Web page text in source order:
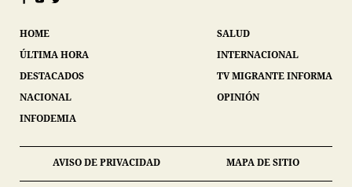
HOME
ÚLTIMA HORA
DESTACADOS
NACIONAL
INFODEMIA
SALUD
INTERNACIONAL
TV MIGRANTE INFORMA
OPINIÓN
AVISO DE PRIVACIDAD MAPA DE SITIO